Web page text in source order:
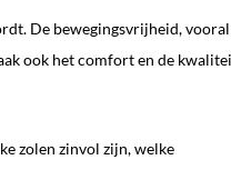
De bewegingsvrijheid, vooral
ook het comfort en de
zolen zinvol zijn, welke